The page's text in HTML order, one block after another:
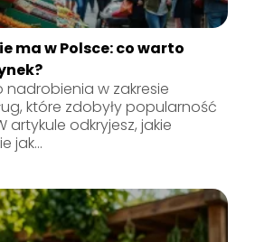
ma w Polsce: co warto
nadrobienia w zakresie
które zdobyły popularność
artykule odkryjesz, jakie
jak...